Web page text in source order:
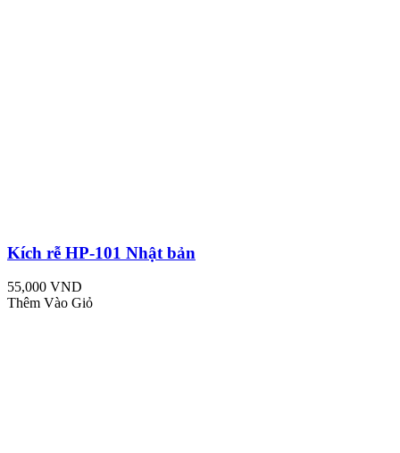
Kích rễ HP-101 Nhật bản
55,000 VND
Thêm Vào Giỏ